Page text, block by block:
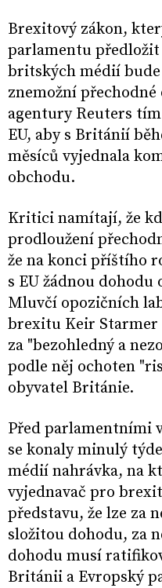
Brexitový zákon,
parlamentu předložit
britských médií bude
znemožní
agentury Reuters
EU, aby s Británií
měsíců vyjednala
obchodu.
Kritici namítají, že
prodloužení
že na konci příštího
s EU žádnou
Mluvčí opozičních
brexitu Keir Starmer
za "bezohledný a
podle něj ochoten
obyvatel Británie.
Před parlamentními
se konaly minulý
médií nahrávka, na
vyjednavač pro
představu, že lze za
složitou dohodu, za
dohodu musí
Británii a Evropský